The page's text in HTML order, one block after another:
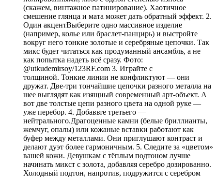
(скажем, винтажное патинирование). Хаотичное
смешение глянца и мата может дать обратный эффект. 2.
Один акцентВыберите одно массивное изделие
(например, колье или браслет-панцирь) и выстройте
вокруг него тонкие золотые и серебряные цепочки. Так
микс будет читаться как продуманный ансамбль, а не
как попытка надеть всё сразу. Фото:
@utkudemirsoy/123RF.com 3. Играйте с
толщиной. Тонкие линии не конфликтуют — они
дружат. Две-три тончайшие цепочки разного металла на
шее выглядят как изящный современный арт-объект. А
вот две толстые цепи разного цвета на одной руке —
уже перебор. 4. Добавьте третьего —
нейтрального.Драгоценные камни (белые бриллианты,
жемчуг, опалы) или кожаные вставки работают как
буфер между металлами. Они приглушают контраст и
делают дуэт более гармоничным. 5. Следите за «цветом»
вашей кожи. Девушкам с тёплым подтоном лучше
начинать микст с золота, добавляя серебро дозированно.
Холодный подтон, напротив, подружится с серебром